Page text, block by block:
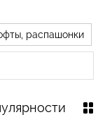
распашонки